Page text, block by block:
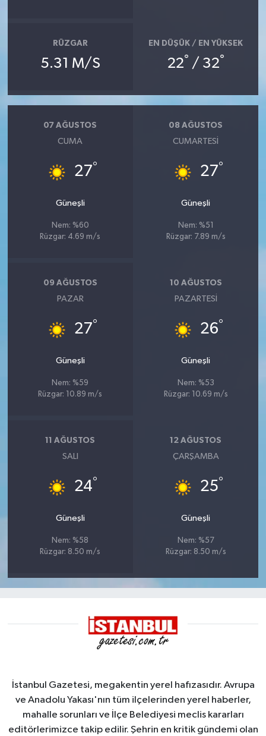
RÜZGAR
5.31 M/S
EN DÜŞÜK / EN YÜKSEK
22° / 32°
07 AĞUSTOS
CUMA
27°
Güneşli
Nem: %60
Rüzgar: 4.69 m/s
08 AĞUSTOS
CUMARTESI
27°
Güneşli
Nem: %51
Rüzgar: 7.89 m/s
09 AĞUSTOS
PAZAR
27°
Güneşli
Nem: %59
Rüzgar: 10.89 m/s
10 AĞUSTOS
PAZARTESI
26°
Güneşli
Nem: %53
Rüzgar: 10.69 m/s
11 AĞUSTOS
SALI
24°
Güneşli
Nem: %58
Rüzgar: 8.50 m/s
12 AĞUSTOS
ÇARŞAMBA
25°
Güneşli
Nem: %57
Rüzgar: 8.50 m/s
İstanbul Gazetesi, megakentin yerel hafızasıdır. Avrupa
ve Anadolu Yakası'nın tüm ilçelerinden yerel haberler,
mahalle sorunları ve İlçe Belediyesi meclis kararları
editörlerimizce takip edilir. Şehrin en kritik gündemi olan